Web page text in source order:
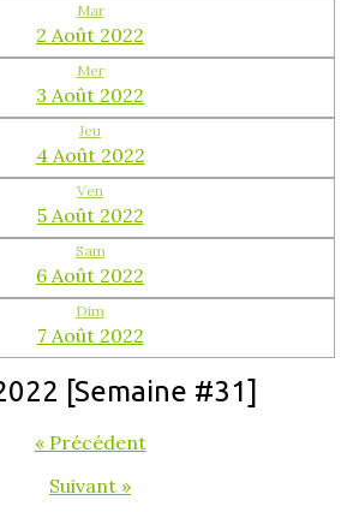
Mar
2 Août 2022
Mer
3 Août 2022
Jeu
4 Août 2022
Ven
5 Août 2022
Sam
6 Août 2022
Dim
7 Août 2022
[Semaine #31]
« Précédent
Suivant »